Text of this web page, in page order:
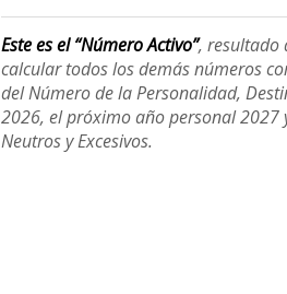
Este es el “Número Activo”, resultado
calcular todos los demás números
del Número de la Personalidad,
2026, el próximo año personal 2027
Neutros y Excesivos.